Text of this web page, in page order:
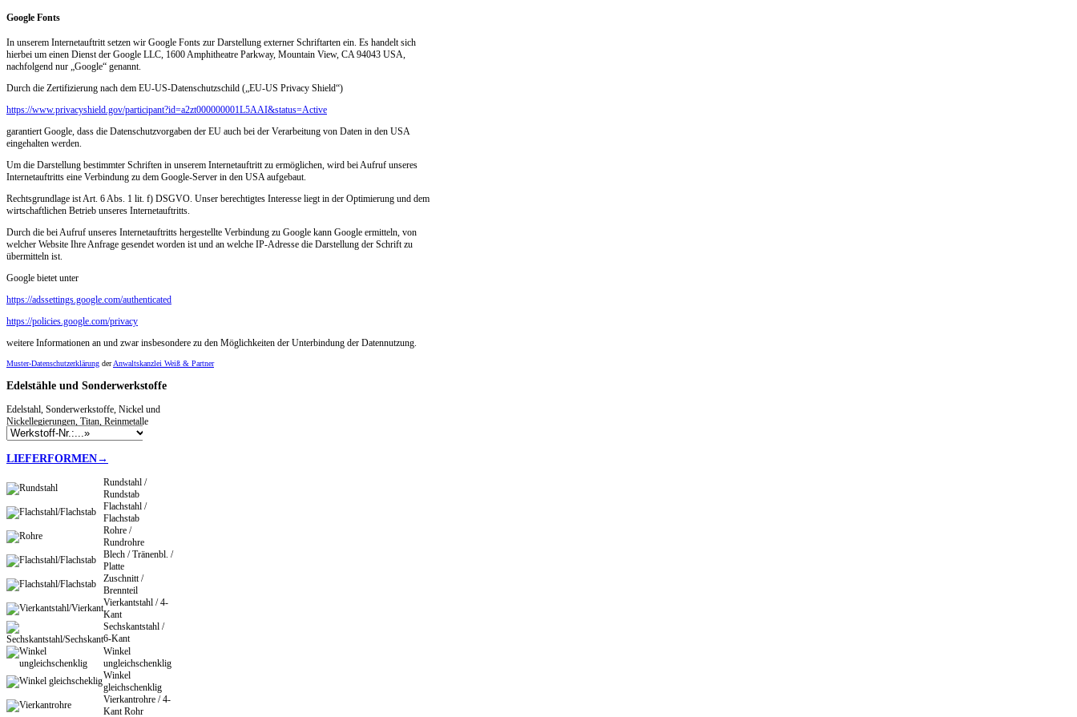
Google Fonts
In unserem Internetauftritt setzen wir Google Fonts zur Darstellung externer Schriftarten ein. Es handelt sich
hierbei um einen Dienst der Google LLC, 1600 Amphitheatre Parkway, Mountain View, CA 94043 USA,
nachfolgend nur „Google“ genannt.
Durch die Zertifizierung nach dem EU-US-Datenschutzschild („EU-US Privacy Shield“)
https://www.privacyshield.gov/participant?id=a2zt000000001L5AAI&status=Active
garantiert Google, dass die Datenschutzvorgaben der EU auch bei der Verarbeitung von Daten in den USA
eingehalten werden.
Um die Darstellung bestimmter Schriften in unserem Internetauftritt zu ermöglichen, wird bei Aufruf unseres
Internetauftritts eine Verbindung zu dem Google-Server in den USA aufgebaut.
Rechtsgrundlage ist Art. 6 Abs. 1 lit. f) DSGVO. Unser berechtigtes Interesse liegt in der Optimierung und dem
wirtschaftlichen Betrieb unseres Internetauftritts.
Durch die bei Aufruf unseres Internetauftritts hergestellte Verbindung zu Google kann Google ermitteln, von
welcher Website Ihre Anfrage gesendet worden ist und an welche IP-Adresse die Darstellung der Schrift zu
übermitteln ist.
Google bietet unter
https://adssettings.google.com/authenticated
https://policies.google.com/privacy
weitere Informationen an und zwar insbesondere zu den Möglichkeiten der Unterbindung der Datennutzung.
Muster-Datenschutzerklärung derAnwaltskanzlei Weiß & Partner
Edelstähle und Sonderwerkstoffe
Edelstahl, Sonderwerkstoffe, Nickel und
Nickellegierungen, Titan, Reinmetalle
LIEFERFORMEN→
Rundstahl /
Rundstab
Flachstahl /
Flachstab
Rohre /
Rundrohre
Blech / Tränenbl. /
Platte
Zuschnitt /
Brennteil
Vierkantstahl / 4-
Kant
Sechskantstahl /
6-Kant
Winkel
ungleichschenklig
Winkel
gleichschenklig
Vierkantrohre / 4-
Kant Rohr